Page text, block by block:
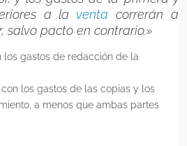
a la venta correrán a
salvo pacto en contrario.»
los gastos de redacción de la
los gastos de las copias y los
a menos que ambas partes